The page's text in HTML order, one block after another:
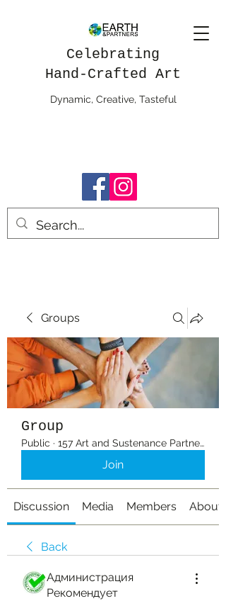
Celebrating
Hand-Crafted Art
Dynamic, Creative, Tasteful
Groups
Group
Public · 157 Art and Sustenance Partners
Join
Discussion Media Members About
Back
Администрация
Рекомендует